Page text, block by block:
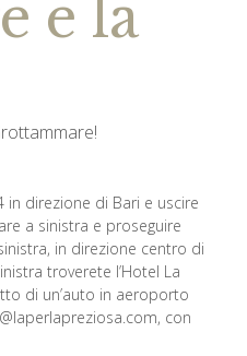
e la
in direzione di Bari e uscire
a sinistra e proseguire
in direzione centro di
troverete l’Hotel La
di un’auto in aeroporto
con